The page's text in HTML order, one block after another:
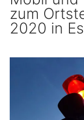
Familien, Frauen,
Gesundheit
zum
2020 in